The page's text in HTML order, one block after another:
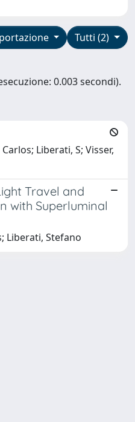
Tutti (2)
0.003 secondi).
Liberati, S; Visser,
Travel and
with Superluminal
Liberati, Stefano